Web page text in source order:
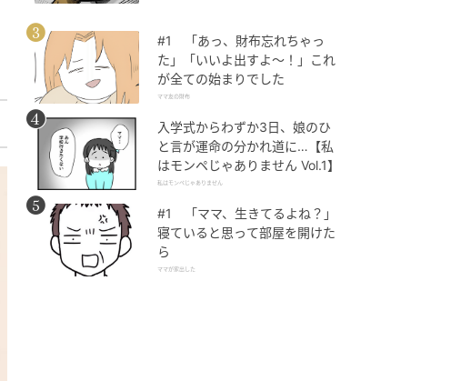
#1 「あっ、財布忘れちゃっ
た」「いいよ出すよ〜！」これ
が全ての始まりでした
ママ友の財布
入学式からわずか3日、娘のひ
と言が運命の分かれ道に…【私
はモンペじゃありません Vol.1】
私はモンペじゃありません
#1 「ママ、生きてるよね？」
寝ていると思って部屋を開けた
ら
ママが家出した